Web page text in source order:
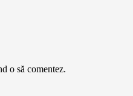
o să comentez.